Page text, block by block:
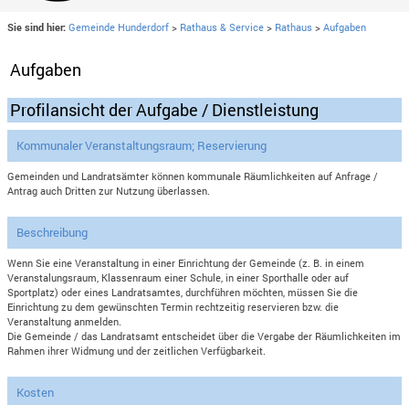
Sie sind hier: Gemeinde Hunderdorf > Rathaus & Service > Rathaus >Aufgaben
Aufgaben
Profilansicht der Aufgabe / Dienstleistung
Kommunaler Veranstaltungsraum; Reservierung
Gemeinden und Landratsämter können kommunale Räumlichkeiten auf Anfrage /
Antrag auch Dritten zur Nutzung überlassen.
Beschreibung
Wenn Sie eine Veranstaltung in einer Einrichtung der Gemeinde (z. B. in einem
Veranstalungsraum, Klassenraum einer Schule, in einer Sporthalle oder auf
Sportplatz) oder eines Landratsamtes, durchführen möchten, müssen Sie die
Einrichtung zu dem gewünschten Termin rechtzeitig reservieren bzw. die
Veranstaltung anmelden.
Die Gemeinde / das Landratsamt entscheidet über die Vergabe der Räumlichkeiten im
Rahmen ihrer Widmung und der zeitlichen Verfügbarkeit.
Kosten